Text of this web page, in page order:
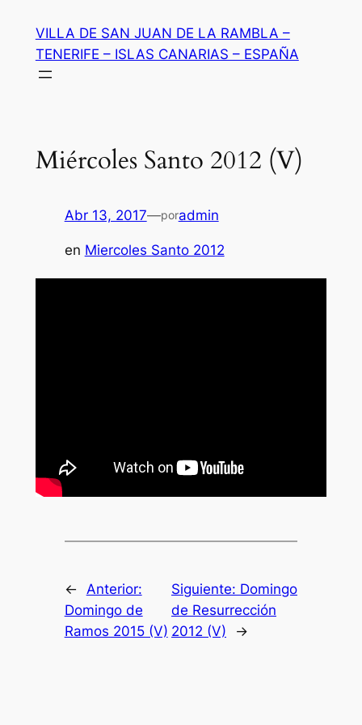
contenido
VILLA DE SAN JUAN DE LA RAMBLA –
TENERIFE – ISLAS CANARIAS – ESPAÑA
Miércoles Santo 2012 (V)
Abr 13, 2017—poradmin
en Miercoles Santo 2012
←
Anterior:
Domingo de
Ramos 2015 (V)
Siguiente: Domingo
de Resurrección
2012 (V)
→